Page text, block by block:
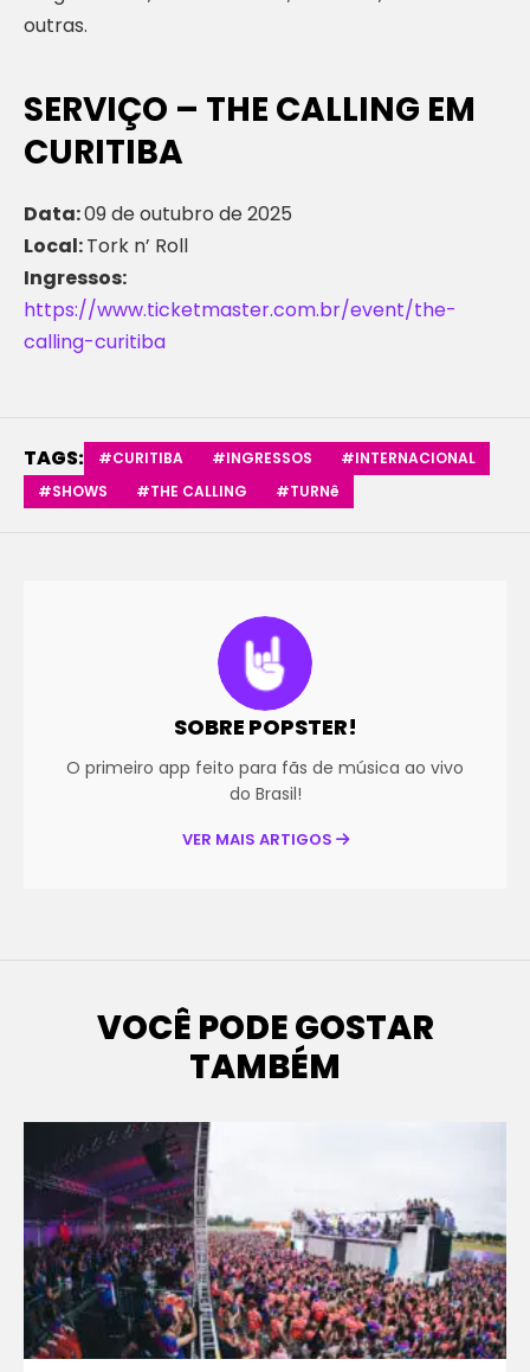
outras.
SERVIÇO – THE CALLING EM
CURITIBA
Data:09 de outubro de 2025
Local:Tork n’ Roll
Ingressos:
https://www.ticketmaster.com.br/event/the-
calling-curitiba
TAGS: #CURITIBA #INGRESSOS
#INTERNACIONAL
#SHOWS
#THE CALLING #TURNê
SOBRE POPSTER!
O primeiro app feito para fãs de música ao vivo
do Brasil!
VER MAIS ARTIGOS
VOCÊ PODE GOSTAR
TAMBÉM